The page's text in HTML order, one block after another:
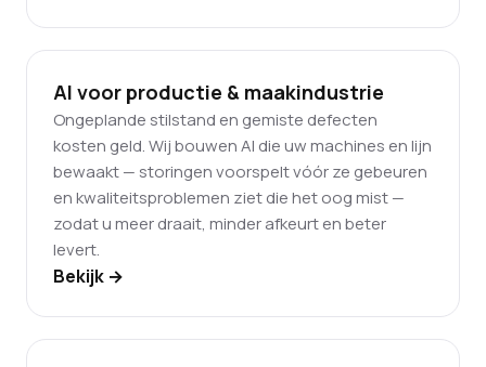
AI voor productie & maakindustrie
Ongeplande stilstand en gemiste defecten
kosten geld. Wij bouwen AI die uw machines en lijn
bewaakt — storingen voorspelt vóór ze gebeuren
en kwaliteitsproblemen ziet die het oog mist —
zodat u meer draait, minder afkeurt en beter
levert.
Bekijk →